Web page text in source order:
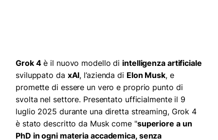
Grok 4è il nuovo modello di intelligenza artificiale
sviluppato da xAI, l’azienda di Elon Musk, e
promette di essere un vero e proprio punto di
svolta nel settore. Presentato ufficialmente il 9
luglio 2025 durante una diretta streaming, Grok 4
è stato descritto da Musk come "superiore a un
PhD in ogni materia accademica, senza